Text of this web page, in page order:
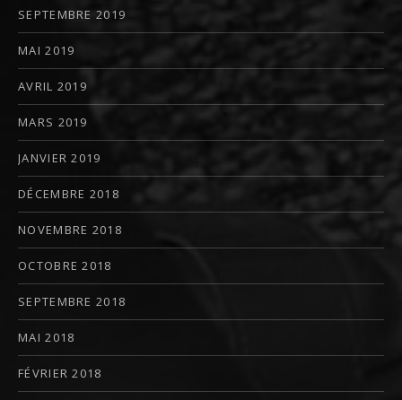
SEPTEMBRE 2019
MAI 2019
AVRIL 2019
MARS 2019
JANVIER 2019
DÉCEMBRE 2018
NOVEMBRE 2018
OCTOBRE 2018
SEPTEMBRE 2018
MAI 2018
FÉVRIER 2018